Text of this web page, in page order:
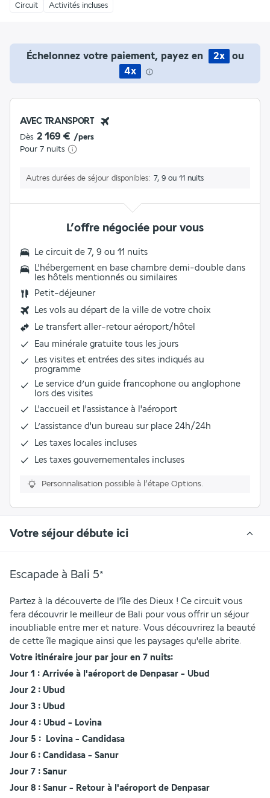
Circuit Activités incluses
Échelonnez votre paiement, payez en 2x
ou
4x
AVEC TRANSPORT
Dès 2 169 € /pers
Pour 7 nuits
Autres durées de séjour disponibles 7, 9 ou 11 nuits
L’offre négociée pour vous
Le circuit de 7, 9 ou 11 nuits
L'hébergement en base chambre demi-double dans
les hôtels mentionnés ou similaires
Petit-déjeuner
Les vols au départ de la ville de votre choix
Le transfert aller-retour aéroport/hôtel
Eau minérale gratuite tous les jours
Les visites et entrées des sites indiqués au
programme
Le service d’un guide francophone ou anglophone
lors des visites
L'accueil et l'assistance à l'aéroport
L’assistance d'un bureau sur place 24h/24h
Les taxes locales incluses
Les taxes gouvernementales incluses
Personnalisation possible à l’étape Options.
Votre séjour débute ici
Escapade à Bali 5*
Partez à la découverte de l'île des Dieux ! Ce circuit vous
fera découvrir le meilleur de Bali pour vous offrir un séjour
inoubliable entre mer et nature. Vous découvrirez la beauté
de cette île magique ainsi que les paysages qu'elle abrite.
Votre itinéraire jour par jour en 7 nuits:
Jour 1 : Arrivée à l'aéroport de Denpasar - Ubud
Jour 2 : Ubud
Jour 3 : Ubud
Jour 4 : Ubud - Lovina
Jour 5 :  Lovina - Candidasa
Jour 6 : Candidasa - Sanur
Jour 7 : Sanur
Jour 8 : Sanur - Retour à l'aéroport de Denpasar